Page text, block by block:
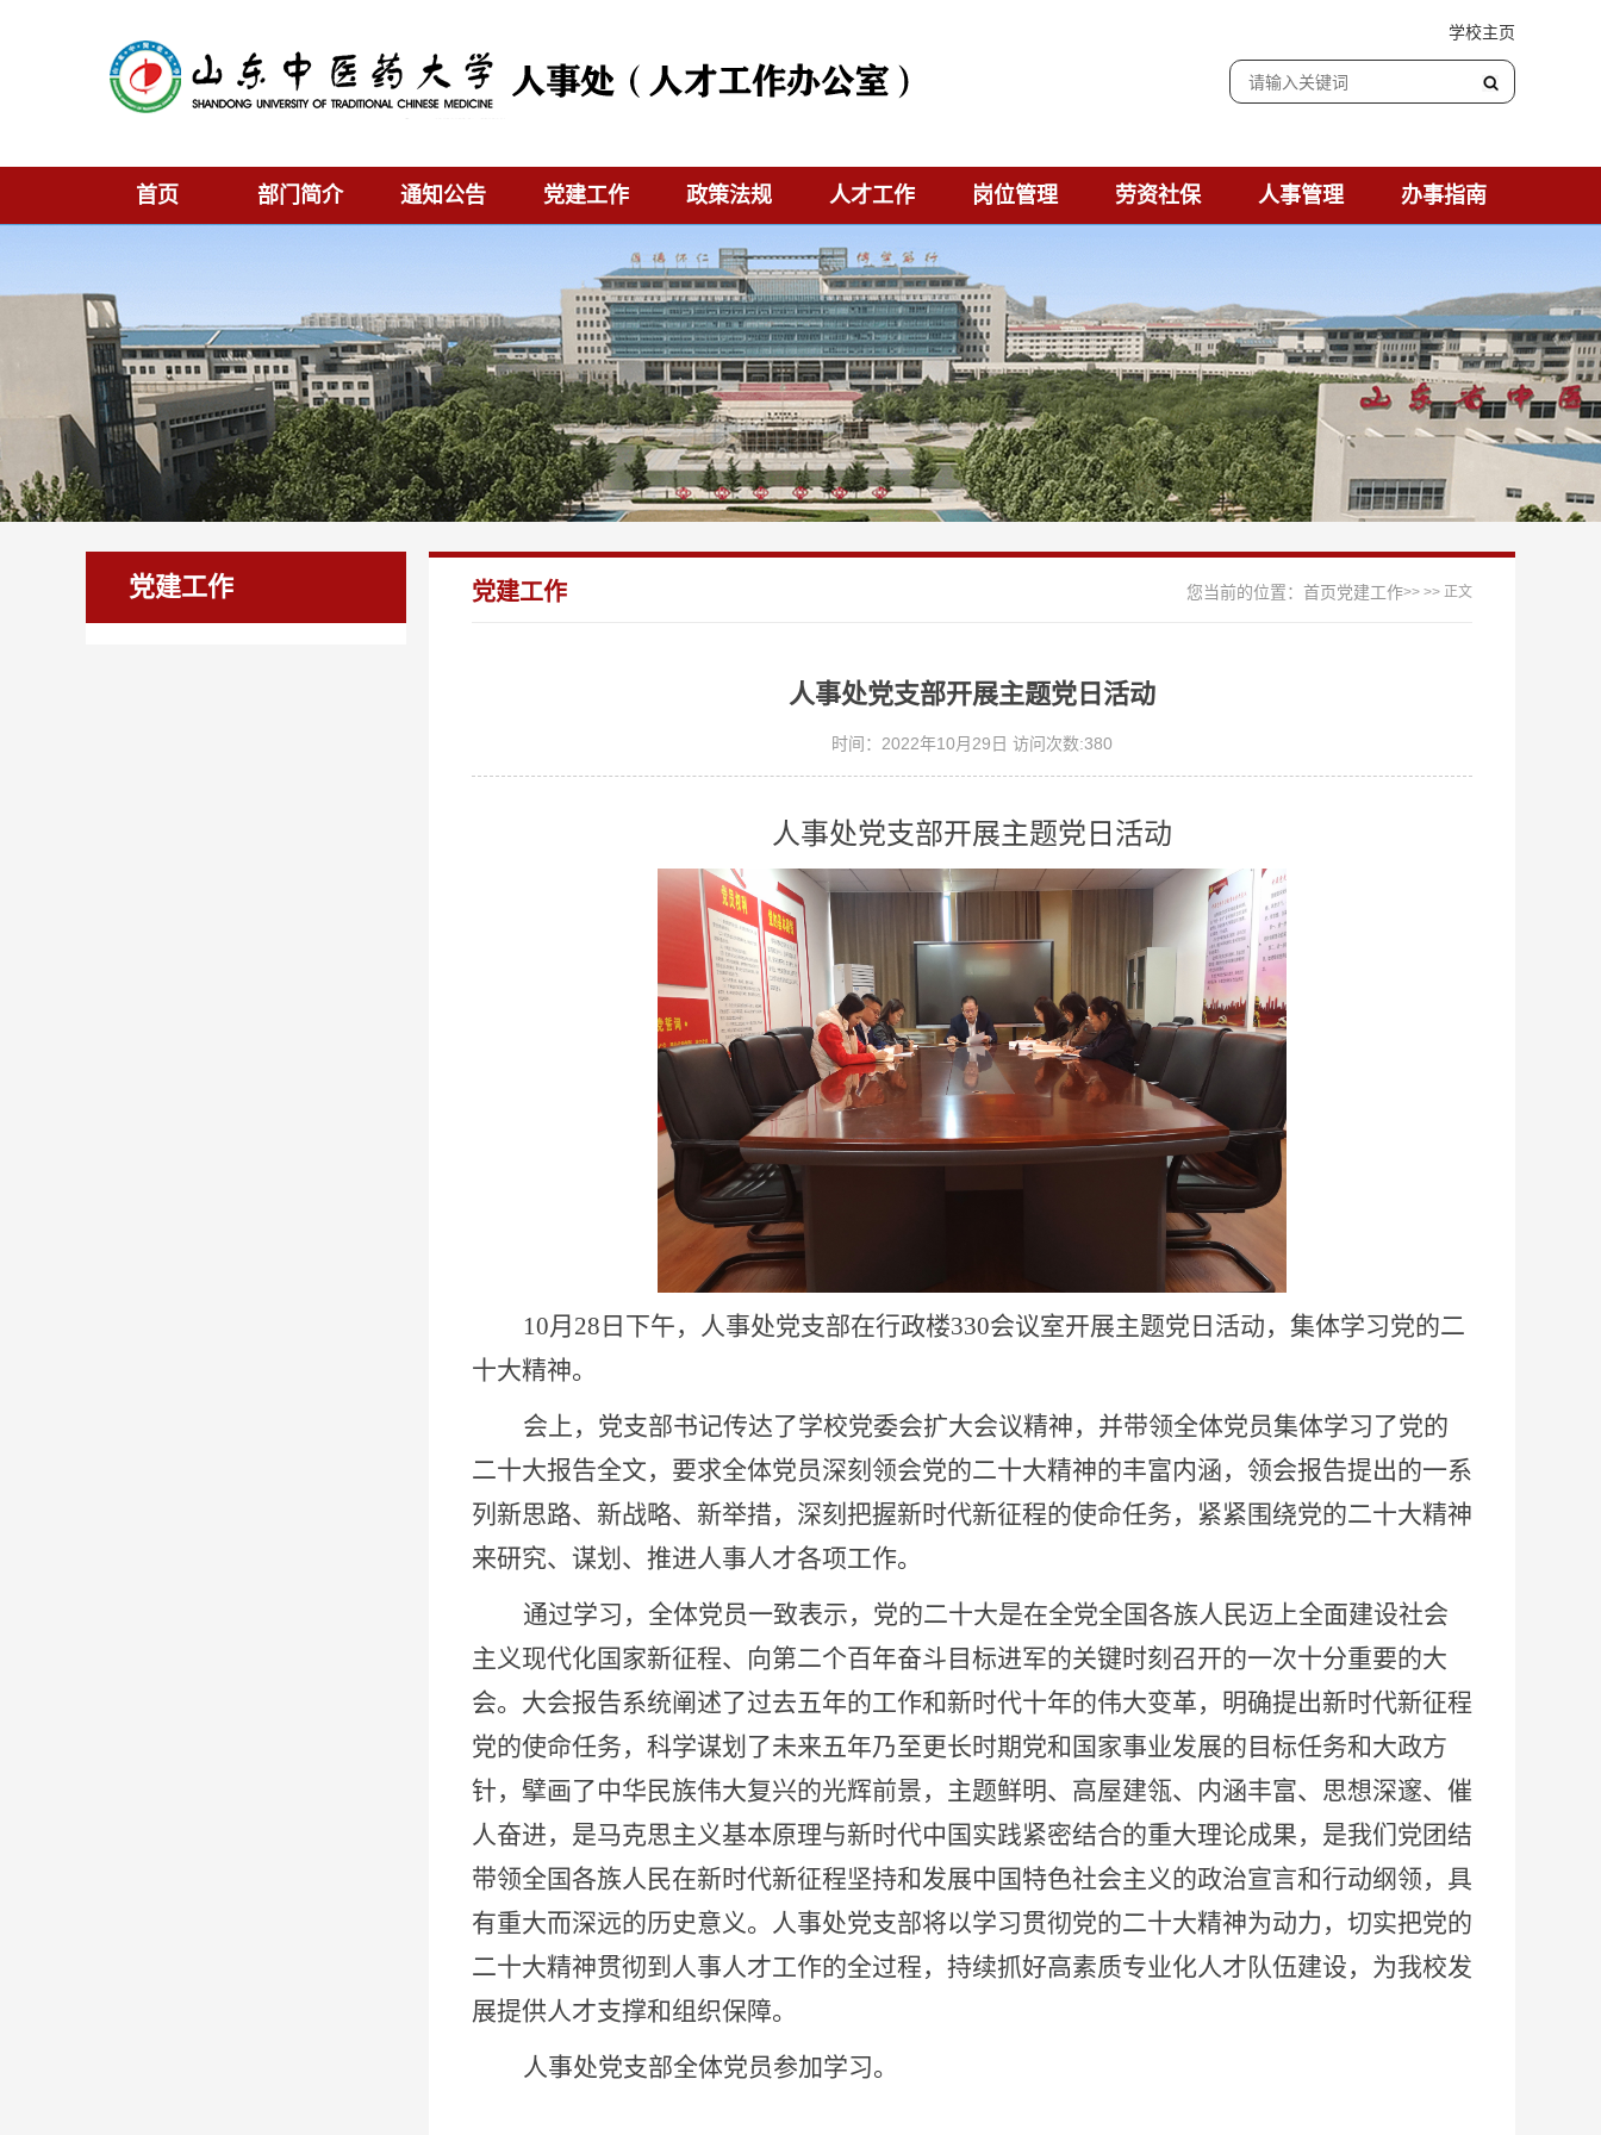
学校主页
首页 部门简介 通知公告 党建工作 政策法规 人才工作 岗位管理 劳资社保 人事管理 办事指南
党建工作 党建工作 您当前的位置： 首页 >>
党建工作 >> 正文
人事处党支部开展主题党日活动
时间：2022年10月29日 访问次数:380
人事处党支部开展主题党日活动
10月28 日下午， 人事处党支部在行政楼330会议室开展主题党日活动，集体学习党的二
十大精神。
会 上 ，党支部书记传达了学校党委会扩大会议精神， 并带领全体党员集体学习了党的
二十大报告全文，要求全体党员深刻领会党的二十大精神的丰富内涵，领会报告提出的一系
列新思路、新战略、新举措，深刻把握新时代新征程的使命任务，紧紧围绕党的二十大精神
来研究、谋划、推进人事人才各项工作。
通过学习，全体党员一致表示，党的二十大是在全党全国各族人民迈上全面建设社会
主义现代化国家新征程、向第二个百年奋斗目标进军的关键时刻召开的一次十分重要的大
会。大会报告系统阐述了过去五年的工作和新时代十年的伟大变革，明确提出新时代新征程
党的使命任务，科学谋划了未来五年乃至更长时期党和国家事业发展的目标任务和大政方
针，擘画了中华民族伟大复兴的光辉前景，主题鲜明、高屋建瓴、内涵丰富、思想深邃、催
人奋进，是马克思主义基本原理与新时代中国实践紧密结合的重大理论成果，是我们党团结
带领全国各族人民在新时代新征程坚持和发展中国特色社会主义的政治宣言和行动纲领，具
有重大而深远的历史意义。 人事处党支部将以学习贯彻党的二十大精神为动力，切实把党的
二十大精神贯彻到人事人才工作的全过程，持续抓好高素质专业化人才队伍建设，为我校发
展提供人才支撑和组织保障。
人事处党支部全体党员参加学习。